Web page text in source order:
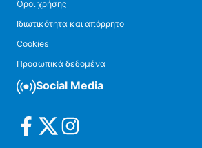
Όροι χρήσης
Ιδιωτικότητα και απόρρητο
Cookies
Προσωπικά δεδομένα
Social Media